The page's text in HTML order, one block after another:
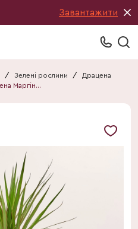
Завантажити
/ Зелені рослини /
Драцена
Драцена Маргіната мікс 1ст.